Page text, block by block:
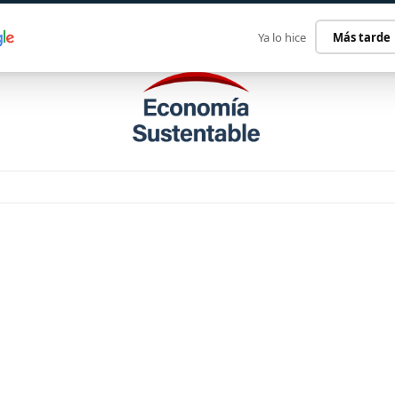
Ya lo hice Más tarde